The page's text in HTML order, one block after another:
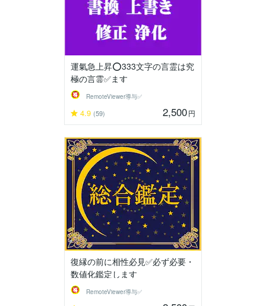
運氣急上昇⭕333文字の言霊は究
極の言霊✅ます
RemoteViewer導与✅
4.9 (59) 2,500円
復縁の前に相性必見✅必ず必要・
数値化鑑定します
RemoteViewer導与✅